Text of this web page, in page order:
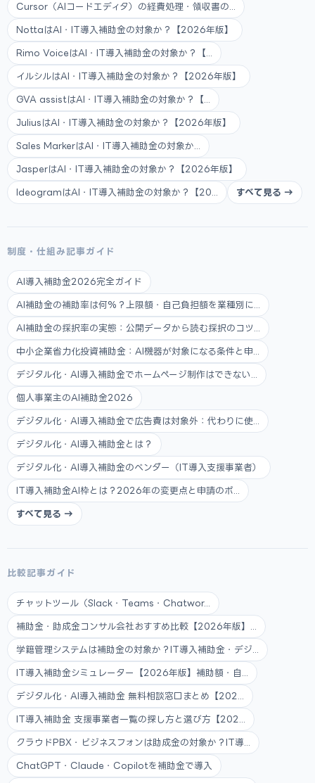
Cursor（AIコードエディタ）の経費処理・領収書の...
NottaはAI・IT導入補助金の対象か？【2026年版】
Rimo VoiceはAI・IT導入補助金の対象か？【...
イルシルはAI・IT導入補助金の対象か？【2026年版】
GVA assistはAI・IT導入補助金の対象か？【...
JuliusはAI・IT導入補助金の対象か？【2026年版】
Sales MarkerはAI・IT導入補助金の対象か...
JasperはAI・IT導入補助金の対象か？【2026年版】
IdeogramはAI・IT導入補助金の対象か？【20... すべて見る →
制度・仕組み記事ガイド
AI導入補助金2026完全ガイド
AI補助金の補助率は何%？上限額・自己負担額を業種別に...
AI補助金の採択率の実態：公開データから読む採択のコツ...
中小企業省力化投資補助金：AI機器が対象になる条件と申...
デジタル化・AI導入補助金でホームページ制作はできない...
個人事業主のAI補助金2026
デジタル化・AI導入補助金で広告費は対象外：代わりに使...
デジタル化・AI導入補助金とは？
デジタル化・AI導入補助金のベンダー（IT導入支援事業者）
IT導入補助金AI枠とは？2026年の変更点と申請のポ...
すべて見る →
比較記事ガイド
チャットツール（Slack・Teams・Chatwor...
補助金・助成金コンサル会社おすすめ比較【2026年版】...
学籍管理システムは補助金の対象か？IT導入補助金・デジ...
IT導入補助金シミュレーター【2026年版】補助額・自...
デジタル化・AI導入補助金 無料相談窓口まとめ【202...
IT導入補助金 支援事業者一覧の探し方と選び方【202...
クラウドPBX・ビジネスフォンは助成金の対象か？IT導...
ChatGPT・Claude・Copilotを補助金で導入